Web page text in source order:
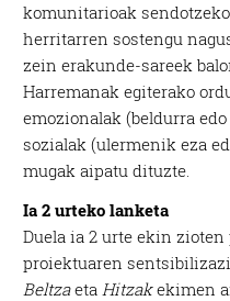
komunitarioak
herritarren sostengu
zein erakunde-sareek
Harremanak egiterako
emozionalak (beldurra
sozialak (ulermenik eza
mugak aipatu dituzte.
Ia 2 urteko lanketa
Duela ia 2 urte ekin
proiektuaren
BeltzaetaHitzakekimen